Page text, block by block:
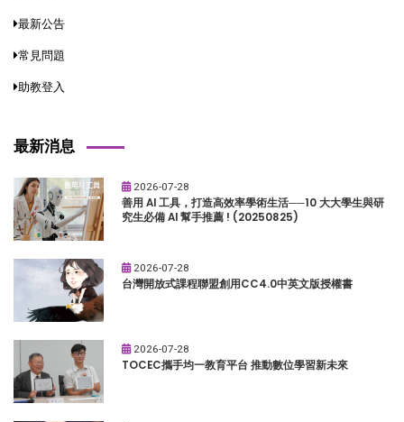
最新公告
常見問題
助教登入
最新消息
2026-07-28
善用 AI 工具，打造高效率學術生活──10 大大學生與研
究生必備 AI 幫手推薦 ! (20250825)
2026-07-28
台灣開放式課程聯盟創用CC4.0中英文版授權書
2026-07-28
TOCEC攜手均一教育平台 推動數位學習新未來